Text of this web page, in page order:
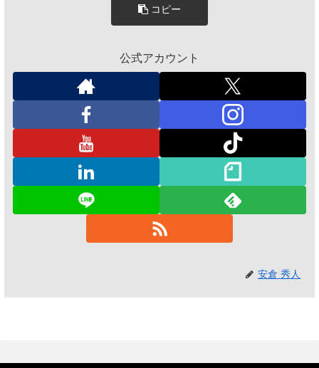
コピー
公式アカウント
安倉 秀人